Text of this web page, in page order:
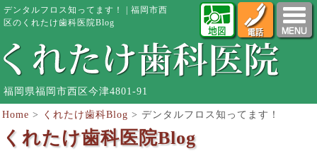
デンタルフロス知ってます！ | 福岡市西
区のくれたけ歯科医院Blog
福岡県福岡市西区今津4801-91
Home > くれたけ歯科Blog > デンタルフロス知ってます！
くれたけ歯科医院Blog